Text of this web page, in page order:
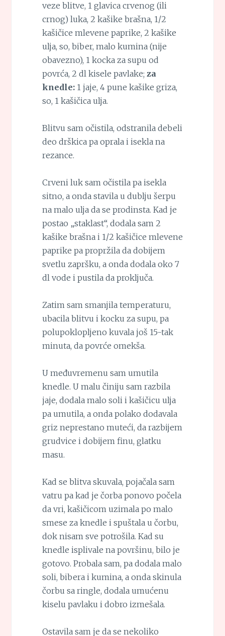
veze blitve, 1 glavica crvenog (ili
crnog) luka, 2 kašike brašna, 1/2
kašičice mlevene paprike, 2 kašike
ulja, so, biber, malo kumina (nije
obavezno), 1 kocka za supu od
povrća, 2 dl kisele pavlake; za
knedle:1 jaje, 4 pune kašike griza,
so, 1 kašičica ulja.
Blitvu sam očistila, odstranila debeli
deo drškica pa oprala i isekla na
rezance.
Crveni luk sam očistila pa isekla
sitno, a onda stavila u dublju šerpu
na malo ulja da se prodinsta. Kad je
postao „staklast“, dodala sam 2
kašike brašna i 1/2 kašičice mlevene
paprike pa propržila da dobijem
svetlu zapršku, a onda dodala oko 7
dl vode i pustila da proključa.
Zatim sam smanjila temperaturu,
ubacila blitvu i kocku za supu, pa
polupoklopljeno kuvala još 15-tak
minuta, da povrće omekša.
U međuvremenu sam umutila
knedle. U malu činiju sam razbila
jaje, dodala malo soli i kašičicu ulja
pa umutila, a onda polako dodavala
griz neprestano muteći, da razbijem
grudvice i dobijem finu, glatku
masu.
Kad se blitva skuvala, pojačala sam
vatru pa kad je čorba ponovo počela
da vri, kašičicom uzimala po malo
smese za knedle i spuštala u čorbu,
dok nisam sve potrošila. Kad su
knedle isplivale na površinu, bilo je
gotovo. Probala sam, pa dodala malo
soli, bibera i kumina, a onda skinula
čorbu sa ringle, dodala umućenu
kiselu pavlaku i dobro izmešala.
Ostavila sam je da se nekoliko